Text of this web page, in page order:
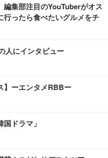
編集部注目のYouTuberがオス
行ったら食べたいグルメをチ
人にインタビュー
】ーエンタメRBBー
ドラマ」